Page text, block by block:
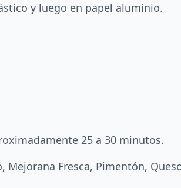
y luego en papel aluminio.
25 a 30 minutos.
Fresca, Pimentón,